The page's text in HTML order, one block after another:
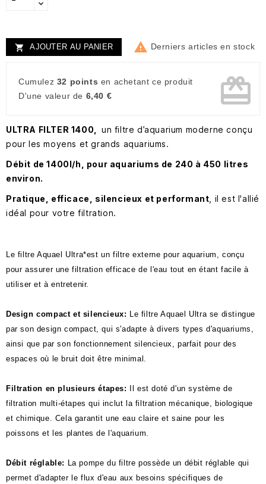
 AJOUTER AU PANIER  Derniers articles en stock
Cumulez 32 points en achetant ce produit
D'une valeur de 6,40 € card_giftcard
ULTRA FILTER 1400, un filtre d’aquarium moderne conçu
pour les moyens et grands aquariums.
Débit de 1400l/h, pour aquariums de 240 à 450 litres
environ.
Pratique, efficace, silencieux et performant , il est l'allié
idéal pour votre filtration.
Le filtre Aquael Ultra*est un filtre externe pour aquarium, conçu
pour assurer une filtration efficace de l'eau tout en étant facile à
utiliser et à entretenir.
Design compact et silencieux: Le filtre Aquael Ultra se distingue
par son design compact, qui s'adapte à divers types d'aquariums,
ainsi que par son fonctionnement silencieux, parfait pour des
espaces où le bruit doit être minimal.
Filtration en plusieurs étapes:
Il est doté d'un système de
filtration multi-étapes qui inclut la filtration mécanique, biologique
et chimique. Cela garantit une eau claire et saine pour les
poissons et les plantes de l'aquarium.
Débit réglable: La pompe du filtre possède un débit réglable qui
permet d'adapter le flux d'eau aux besoins spécifiques de